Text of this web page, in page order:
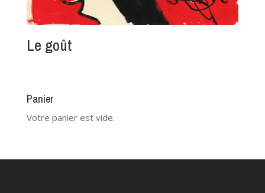
Le goût
Panier
Votre panier est vide.